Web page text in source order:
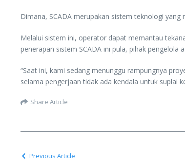
Dimana, SCADA merupakan sistem teknologi
Melalui sistem ini, operator dapat memantau
penerapan sistem SCADA ini pula, pihak
“Saat ini, kami sedang menunggu rampungnya
selama pengerjaan tidak ada kendala untuk suplai
Share Article
Previous Article